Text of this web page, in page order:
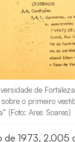
de
sobre o primeiro
(Foto: Ares Soares)
de 1973,